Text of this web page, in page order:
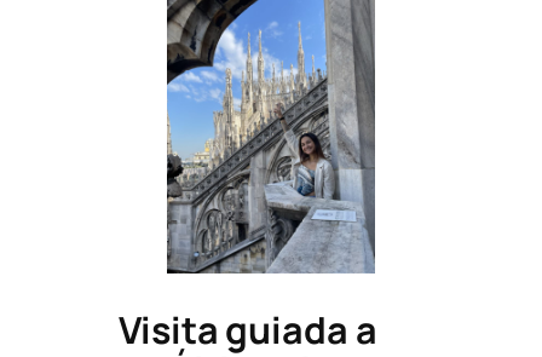
Visita guiada a